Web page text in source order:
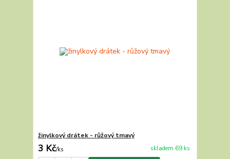
žinylkový drátek - růžový tmavý
3 Kč/ks skladem 69 ks